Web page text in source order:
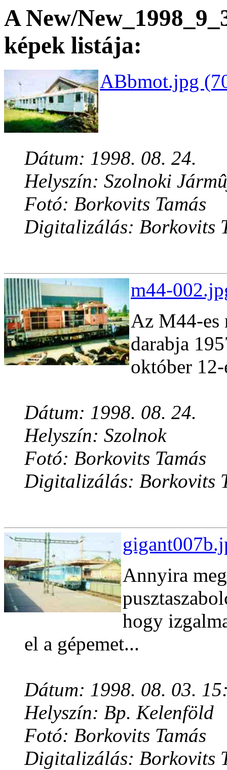
A New/
képek listája:
ABbmot.jpg
Dátum: 1998. 08. 24.
Helyszín: Szolnoki
Fotó: Borkovits Tamás
Digitalizálás: Borkovits
m44-
Az M44-es
darabja
október
Dátum: 1998. 08. 24.
Helyszín: Szolnok
Fotó: Borkovits Tamás
Digitalizálás: Borkovits
Annyira
hogy
el a gépemet...
Dátum: 1998. 08. 03.
Helyszín: Bp. Kelenföld
Fotó: Borkovits Tamás
Digitalizálás: Borkovits